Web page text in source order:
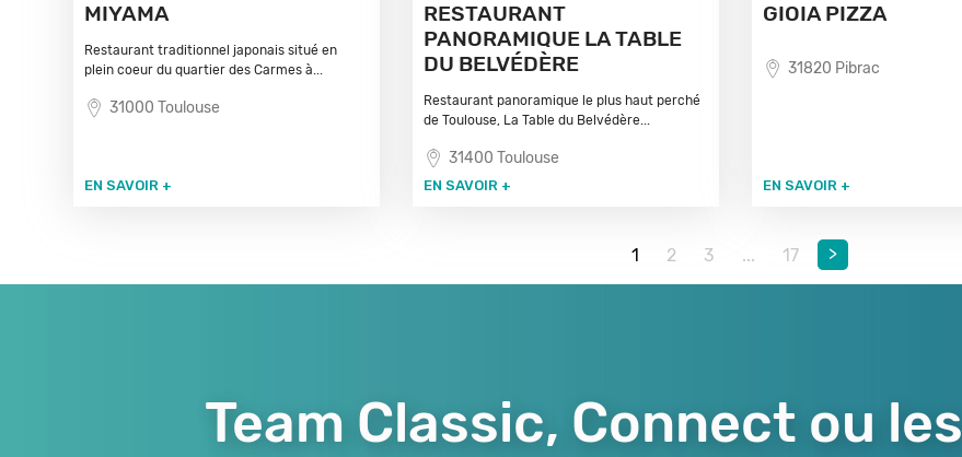
MIYAMA
Restaurant traditionnel japonais situé en
plein coeur du quartier des Carmes à...
31000 Toulouse
EN SAVOIR +
RESTAURANT
PANORAMIQUE LA TABLE
DU BELVÉDÈRE
Restaurant panoramique le plus haut perché
de Toulouse, La Table du Belvédère...
31400 Toulouse
EN SAVOIR +
GIOIA PIZZA
31820 Pibrac
EN SAVOIR +
1 2 3 ... 17 >
Team Classic, Connect ou